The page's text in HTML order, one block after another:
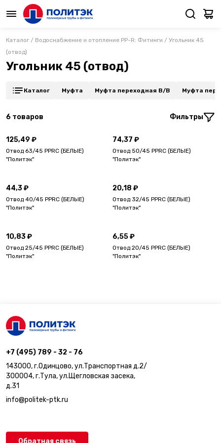
Каталог / Водоснабжение и отопление PP-R: Фитинги / Угольник 45
(отвод)
Угольник 45 (отвод)
Каталог Муфта Муфта переходная В/В Муфта
6 товаров Фильтры
125,49 ₽
Отвод 63/45 PPRC (БЕЛЫЕ)
"Политэк"
74,37 ₽
Отвод 50/45 PPRC (БЕЛЫЕ)
"Политэк"
44,3 ₽
Отвод 40/45 PPRC (БЕЛЫЕ)
"Политэк"
20,18 ₽
Отвод 32/45 PPRC (БЕЛЫЕ)
"Политэк"
10,83 ₽
Отвод 25/45 PPRC (БЕЛЫЕ)
"Политэк"
6,55 ₽
Отвод 20/45 PPRC (БЕЛЫЕ)
"Политэк"
+7 (495) 789 - 32 - 76
143000, г.Одинцово, ул.Транспортная д.2/
300004, г.Тула, ул.Щегловская засека,
д.31
info@politek-ptk.ru
Обратная связь